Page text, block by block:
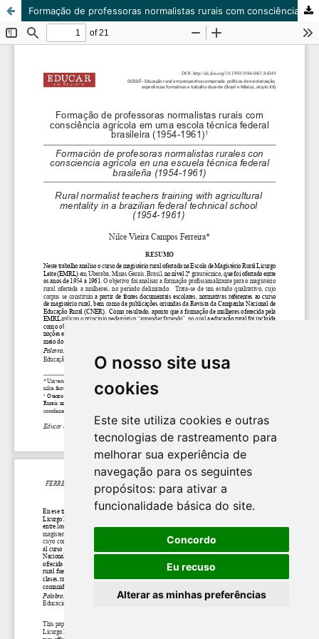
O nosso site usa
cookies
Este site utiliza cookies e outras
tecnologias de rastreamento para
melhorar sua experiência de
navegação para os seguintes
propósitos: para ativar a
funcionalidade básica do site.
Concordo
Eu recuso
Alterar as minhas preferências
Formação de professoras normalistas rurais com consciência agrícola em uma escola técnica federal brasileira (1954-1961)